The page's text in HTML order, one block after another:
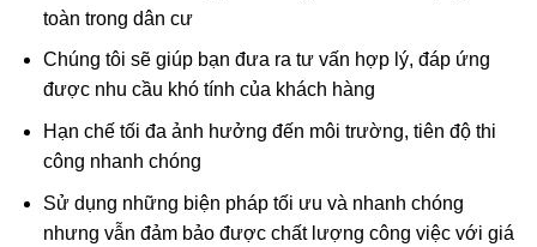
toàn trong dân cư
Chúng tôi sẽ giúp bạn đưa ra tư vấn hợp lý, đáp ứng
được nhu cầu khó tính của khách hàng
Hạn chế tối đa ảnh hưởng đến môi trường, tiên độ thi
công nhanh chóng
Sử dụng những biện pháp tối ưu và nhanh chóng
nhưng vẫn đảm bảo được chất lượng công việc với giá